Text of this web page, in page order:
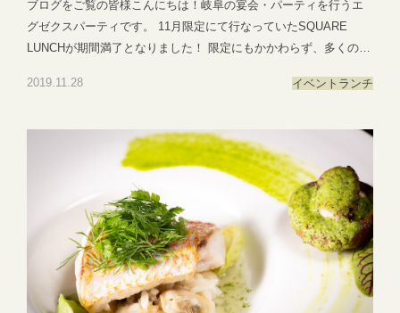
ブログをご覧の皆様こんにちは！岐阜の宴会・パーティを行うエ
グゼクスパーティです。 11月限定にて行なっていたSQUARE
LUNCHが期間満了となりました！ 限定にもかかわらず、多くの方
囲気やお食事を楽しんでいただけましたでしょうか？今後もラン
後ともご愛顧のほど、よろしくお願いいたします。 次回開催は
1・2月かも…？続報をお楽しみ
に！！ ●―○―●―○―●―○―●―○―●―○―●―○―●―○―●EXE
X PARTYではEXEX GARDEN・EXEX SUITES・EXEX SQUARE
の3つの結婚式場で叶う自由自在なパーティーをご提案お問い合わ
せやご予約は下記よりお気軽にご連絡くださいませ 営業時間：
11:00〜19:00 (パーティーは22:00まで)定休日：水曜日(祝日は営
業)T E L ：058-214-2066(宴会直通) ～住所一覧～エグゼクススウ
ィーツ：岐阜県岐阜市玉森町1-1エグゼクスガーデン：岐阜県岐阜
2019.11.28 イベント ランチ